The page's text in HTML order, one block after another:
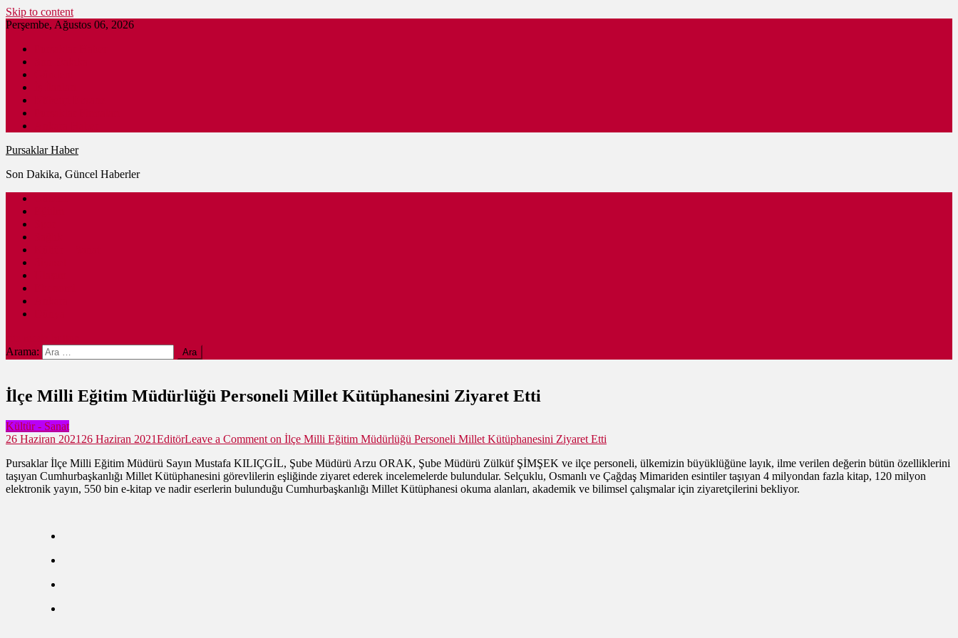
Skip to content
Perşembe, Ağustos 06, 2026
Pursaklar Haber
Son Dakika, Güncel Haberler
Arama:
İlçe Milli Eğitim Müdürlüğü Personeli Millet Kütüphanesini Ziyaret Etti
Kültür - Sanat
26 Haziran 2021 26 Haziran 2021EditörLeave a Comment on İlçe Milli Eğitim Müdürlüğü Personeli Millet Kütüphanesini Ziyaret Etti
Pursaklar İlçe Milli Eğitim Müdürü Sayın Mustafa KILIÇGİL, Şube Müdürü Arzu ORAK, Şube Müdürü Zülküf ŞİMŞEK ve ilçe personeli, ülkemizin büyüklüğüne layık, ilme verilen değerin bütün özelliklerini
taşıyan Cumhurbaşkanlığı Millet Kütüphanesini görevlilerin eşliğinde ziyaret ederek incelemelerde bulundular. Selçuklu, Osmanlı ve Çağdaş Mimariden esintiler taşıyan 4 milyondan fazla kitap, 120 milyon
elektronik yayın, 550 bin e-kitap ve nadir eserlerin bulunduğu Cumhurbaşkanlığı Millet Kütüphanesi okuma alanları, akademik ve bilimsel çalışmalar için ziyaretçilerini bekliyor.